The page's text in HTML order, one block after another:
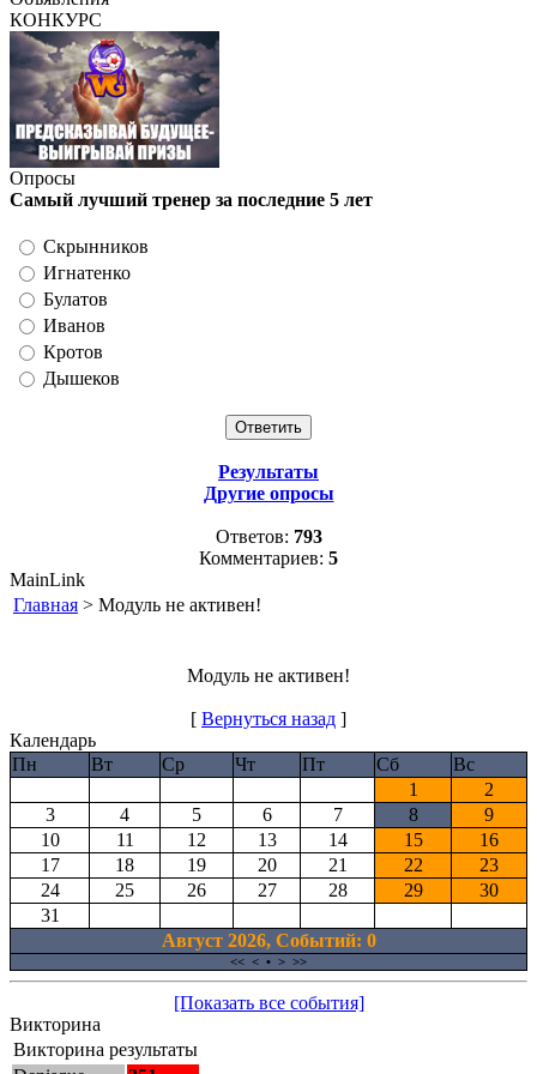
КОНКУРС
Опросы
Самый лучший тренер за последние 5 лет
Скрынников
Игнатенко
Булатов
Иванов
Кротов
Дышеков
Результаты
Другие опросы
Ответов: 793
Комментариев: 5
MainLink
Главная > Модуль не активен!
Модуль не активен!
[ Вернуться назад ]
Календарь
Пн
Вт Ср Чт Пт Сб
Вс
1
2
3
4 5 6 7 8
9
10
11 12 13 14 15
16
17
18 19 20 21 22
23
24
25 26 27 28 29
30
31
Август 2026, Cобытий: 0
<< < • > >>
[Показать все события]
Викторина
Викторина результаты